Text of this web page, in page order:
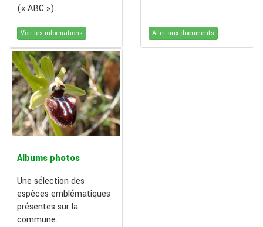
(« ABC »).
Voir les informations Aller aux documents
Albums photos
Une sélection des
espèces emblématiques
présentes sur la
commune.